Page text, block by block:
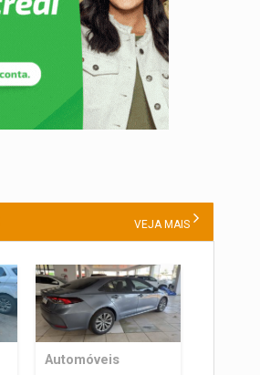
VEJA MAIS
Automóveis